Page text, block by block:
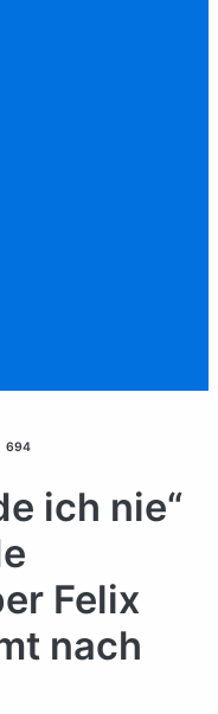
694
ich nie“
Felix
nach